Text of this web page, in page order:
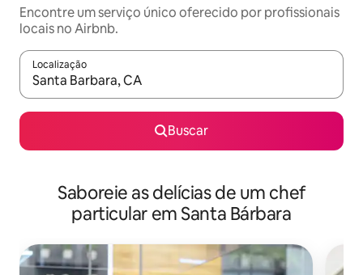
Encontre um serviço único oferecido por profissionais
locais no Airbnb.
Localização
Quando os resultados estiverem disponíveis, explore-os
Buscar
Saboreie as delícias de um chef
particular em Santa Bárbara